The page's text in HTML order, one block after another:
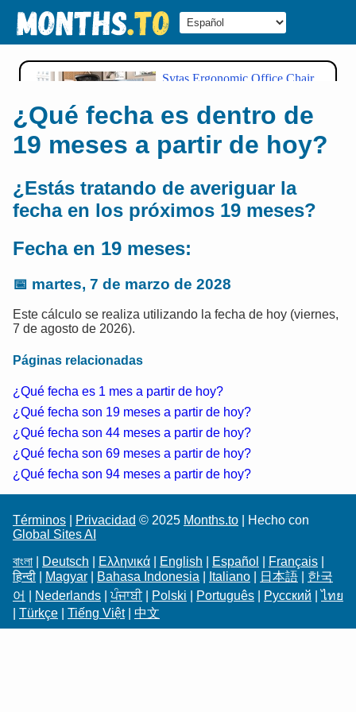
¿Qué fecha es dentro de
19 meses a partir de hoy?
¿Estás tratando de averiguar la
fecha en los próximos 19 meses?
Fecha en 19 meses:
📅 martes, 7 de marzo de 2028
Este cálculo se realiza utilizando la fecha de hoy (viernes,
7 de agosto de 2026).
Páginas relacionadas
¿Qué fecha es 1 mes a partir de hoy?
¿Qué fecha son 19 meses a partir de hoy?
¿Qué fecha son 44 meses a partir de hoy?
¿Qué fecha son 69 meses a partir de hoy?
¿Qué fecha son 94 meses a partir de hoy?
Términos Privacidad © 2025 Months.to | Hecho con
Global Sites AI
বাংলা
Deutsch Ελληνικά English Español Français
हिन्दी
Magyar Bahasa Indonesia Italiano 日本語
한국
어
Nederlands |ਪੰਜਾਬੀ| Polski Português Русский |ไทย
Türkçe Tiếng Việt| 中文